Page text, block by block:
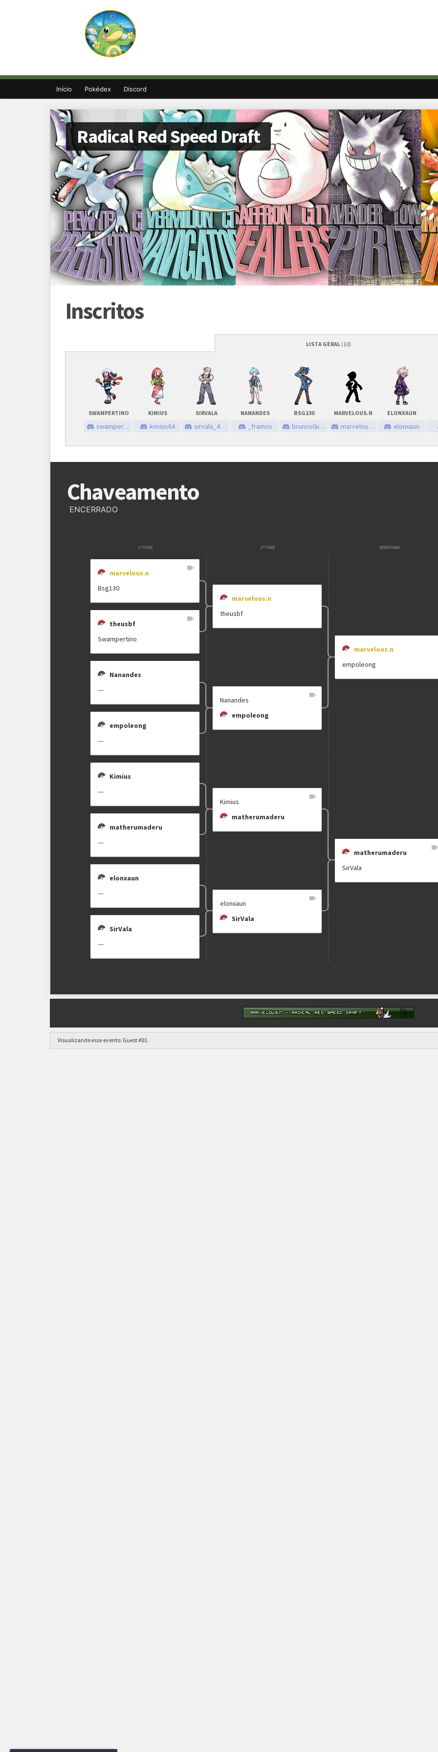
Início Pokédex Discord
Radical Red Speed Draft
Abertura das inscrições 09/08/2024 23h00 (GMT -3)
Sorteio das chaves 10/08/2024 00h00 (GMT -3)
Quantidade de vagas
Status das inscrições
Plataforma Pokémon Showdown
Formato
Rematches Melhor de 1 (BO1)
Inscritos
LISTA GERAL (10)
SWAMPERTINO
swampert_buenos
KIMIUS
kimius64
SIRVALA
sirvala_43543
NANANDES
_framos
BSG130
brunos0uza
MARVELOUS.N
marvelous.n
ELONXAUN
elonxaun
Chaveamento
ENCERRADO
1ª FASE
marvelous.n
Bsg130
theusbf
Swampertino
Nanandes
---
empoleong
---
Kimius
---
matherumaderu
---
elonxaun
---
SirVala
---
2ª FASE
marvelous.n
theusbf
Nanandes
empoleong
Kimius
matherumaderu
elonxaun
SirVala
SEMIFINAL
marvelous.n
empoleong
matherumaderu
SirVala
Visualizando esse evento: Guest #01.